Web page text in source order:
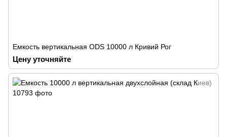
Емкость вертикальная ODS 10000 л Кривий Рог
Цену уточняйте